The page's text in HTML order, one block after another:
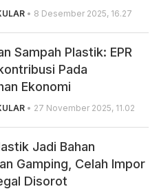
• 8 Desember 2025, 16.27
Sampah Plastik: EPR
Pada
Ekonomi
• 27 November 2025, 11.02
Jadi Bahan
Gamping, Celah Impor
Disorot